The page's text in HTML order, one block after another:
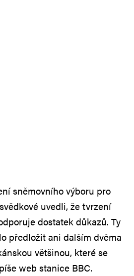
sněmovního výboru pro
uvedli, že tvrzení
dostatek důkazů. Ty
předložit ani dalším dvěma
většinou, které se
web stanice BBC.